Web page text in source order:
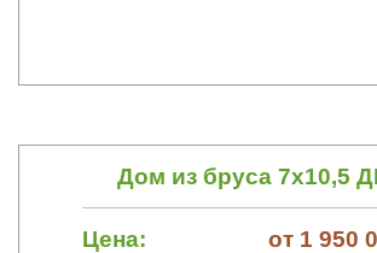
Дом из бруса 7х10,5
Цена: от 1 950